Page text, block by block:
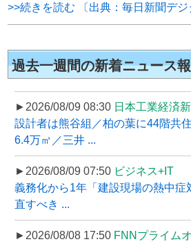
>>続きを読む 〔出典：毎日新聞デジ
過去一週間の新着ニュース
►2026/08/09 08:30 日本工業経済
設計者は熊谷組／柏の葉に44階共
6.4万㎡／三井 ...
►2026/08/09 07:50 ビジネス+IT
義務化から1年「建設現場の熱中症
直すべき ...
►2026/08/08 17:50 FNNプライム